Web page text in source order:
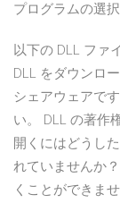
プログラムの選
以下の DLL ファ
DLL をダウンロ
シェアウェアで
い。 DLL の著作
開くにはどうし
れていませんか
くことができま